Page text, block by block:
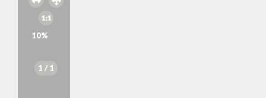
10%
1 / 1